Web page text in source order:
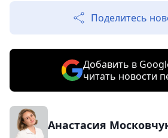
Поделитесь
Добавить в
читать новости
Анастасия